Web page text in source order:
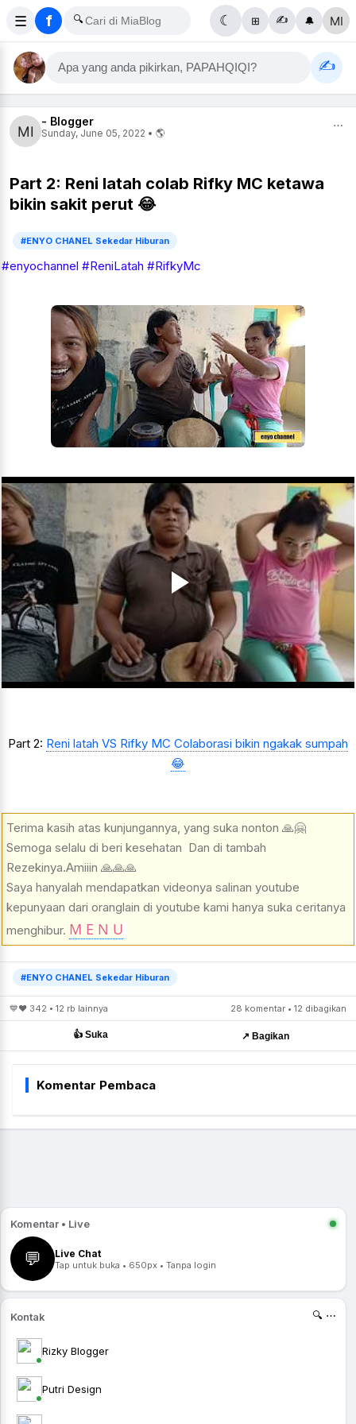
☰ f 🔍 ☾ ⊞ ✍️ 🔔
Apa yang anda pikirkan, PAPAHQIQI? ✍️
- Blogger
Sunday, June 05, 2022 • 🌎
⋯
Part 2: Reni latah colab Rifky MC ketawa
bikin sakit perut 😂
#ENYO CHANEL Sekedar Hiburan
#enyochannel #ReniLatah #RifkyMc
Part 2: Reni latah VS Rifky MC Colaborasi bikin ngakak sumpah
😂
Terima kasih atas kunjungannya, yang suka nonton 🙏🤗
Semoga selalu di beri kesehatan Dan di tambah
Rezekinya.Amiiin 🙏🙏🙏
Saya hanyalah mendapatkan videonya salinan youtube
kepunyaan dari oranglain di youtube kami hanya suka ceritanya
menghibur. M E N U
#ENYO CHANEL Sekedar Hiburan
💙❤️ 342 • 12 rb lainnya 28 komentar • 12 dibagikan
👍 Suka ↗️ Bagikan
Komentar Pembaca
Komentar • Live
💬 Live Chat
Tap untuk buka • 650px • Tanpa login
Kontak 🔍 ⋯
Rizky Blogger
Putri Design